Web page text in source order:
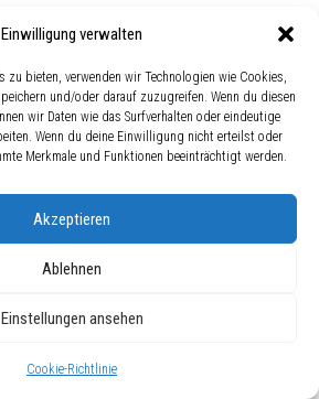
Einwilligung verwalten
zu bieten, verwenden wir Technologien wie Cookies,
und/oder darauf zuzugreifen. Wenn du diesen
wir Daten wie das Surfverhalten oder eindeutige
Wenn du deine Einwilligung nicht erteilst oder
Merkmale und Funktionen beeinträchtigt werden.
Akzeptieren
Ablehnen
Einstellungen ansehen
Cookie-Richtlinie